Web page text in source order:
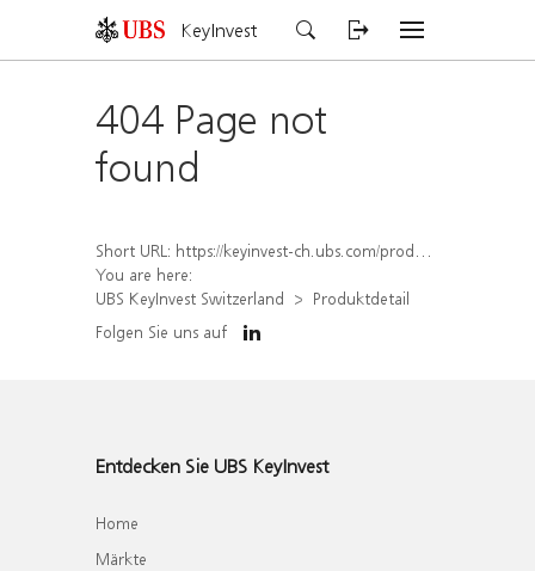
KeyInvest
404 Page not
found
Short URL: https://keyinvest-ch.ubs.com/produkt/detail/index/isin/CH1562157276
You are here:
UBS KeyInvest Switzerland
Produktdetail
Folgen Sie uns auf
Entdecken Sie UBS KeyInvest
Home
Märkte